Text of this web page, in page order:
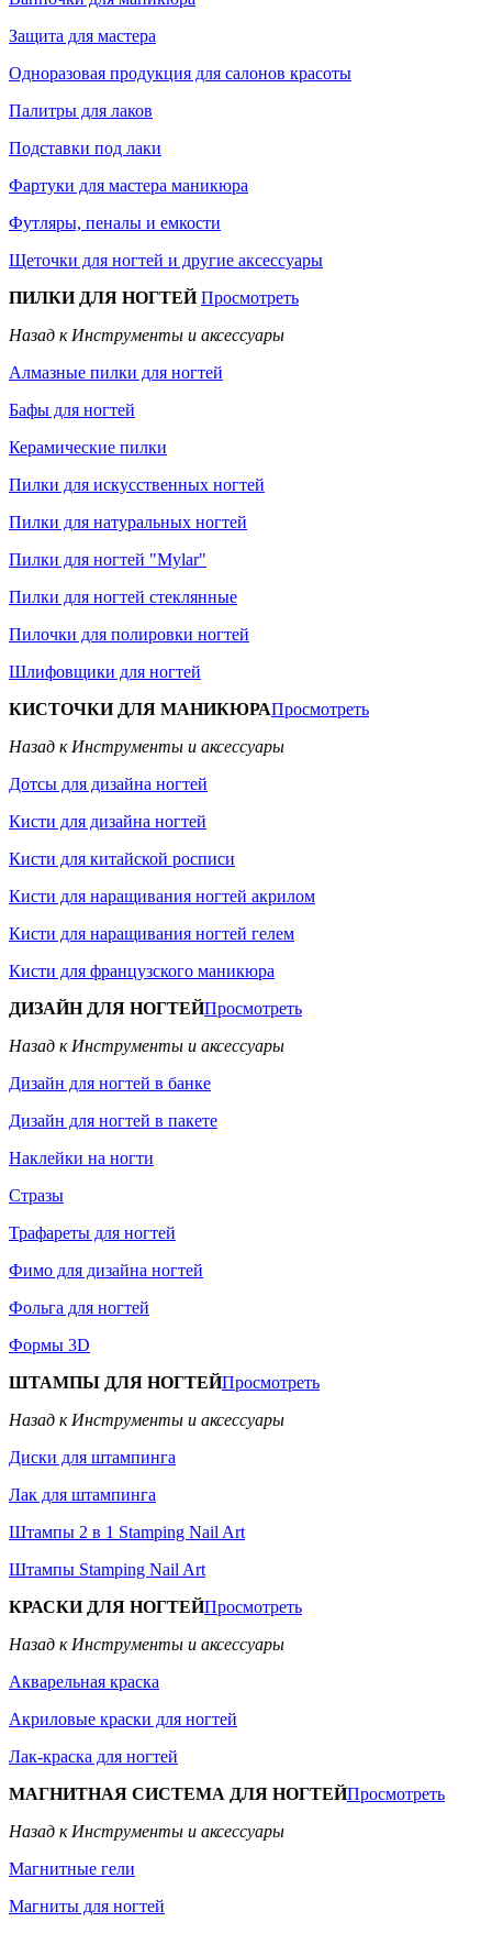
Защита для мастера
Одноразовая продукция для салонов красоты
Палитры для лаков
Подставки под лаки
Фартуки для мастера маникюра
Футляры, пеналы и емкости
Щеточки для ногтей и другие аксессуары
ПИЛКИ ДЛЯ НОГТЕЙПросмотреть
Назад к Инструменты и аксессуары
Алмазные пилки для ногтей
Бафы для ногтей
Керамические пилки
Пилки для искусственных ногтей
Пилки для натуральных ногтей
Пилки для ногтей "Mylar"
Пилки для ногтей стеклянные
Пилочки для полировки ногтей
Шлифовщики для ногтей
КИСТОЧКИ ДЛЯ МАНИКЮРАПросмотреть
Назад к Инструменты и аксессуары
Дотсы для дизайна ногтей
Кисти для дизайна ногтей
Кисти для китайской росписи
Кисти для наращивания ногтей акрилом
Кисти для наращивания ногтей гелем
Кисти для французского маникюра
ДИЗАЙН ДЛЯ НОГТЕЙПросмотреть
Назад к Инструменты и аксессуары
Дизайн для ногтей в банке
Дизайн для ногтей в пакете
Наклейки на ногти
Стразы
Трафареты для ногтей
Фимо для дизайна ногтей
Фольга для ногтей
Формы 3D
ШТАМПЫ ДЛЯ НОГТЕЙПросмотреть
Назад к Инструменты и аксессуары
Диски для штампинга
Лак для штампинга
Штампы 2 в 1 Stamping Nail Art
Штампы Stamping Nail Art
КРАСКИ ДЛЯ НОГТЕЙПросмотреть
Назад к Инструменты и аксессуары
Акварельная краска
Акриловые краски для ногтей
Лак-краска для ногтей
МАГНИТНАЯ СИСТЕМА ДЛЯ НОГТЕЙПросмотреть
Назад к Инструменты и аксессуары
Магнитные гели
Магниты для ногтей